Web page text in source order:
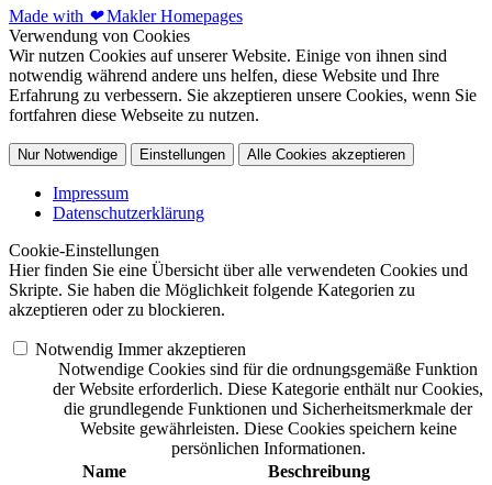
Made with ❤Makler Homepages
Verwendung von Cookies
Wir nutzen Cookies auf unserer Website. Einige von ihnen sind
notwendig während andere uns helfen, diese Website und Ihre
Erfahrung zu verbessern. Sie akzeptieren unsere Cookies, wenn Sie
fortfahren diese Webseite zu nutzen.
Nur Notwendige Einstellungen Alle Cookies akzeptieren
Impressum
Datenschutzerklärung
Cookie-Einstellungen
Hier finden Sie eine Übersicht über alle verwendeten Cookies und
Skripte. Sie haben die Möglichkeit folgende Kategorien zu
akzeptieren oder zu blockieren.
Notwendig Immer akzeptieren
Notwendige Cookies sind für die ordnungsgemäße Funktion
der Website erforderlich. Diese Kategorie enthält nur Cookies,
die grundlegende Funktionen und Sicherheitsmerkmale der
Website gewährleisten. Diese Cookies speichern keine
persönlichen Informationen.
Name
Beschreibung